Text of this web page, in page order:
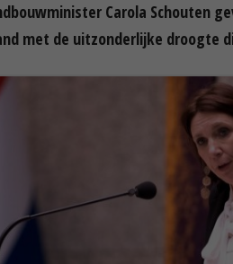
Carola Schouten
met de uitzonderlijke droogte